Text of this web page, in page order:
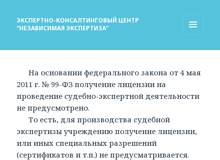
ЭКСПЕРТНО-КОНСАЛТИНГОВЫЙ ЦЕНТР
“НЕЗАВИСИМАЯ ЭКСПЕРТИЗА”
На основании федерального закона от 4 мая
2011 г. № 99-ФЗ получение лицензии на
проведение судебно-экспертной деятельности
не предусмотрено.
То есть, для производства судебной
экспертизы учреждению получение лицензии,
или иных специальных разрешений
(сертификатов и т.п.) не предусматривается.